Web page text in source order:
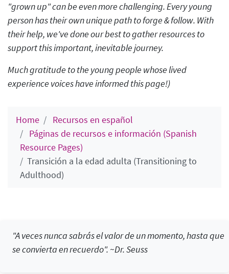
"grown up" can be even more challenging. Every young
person has their own unique path to forge & follow. With
their help, we've done our best to gather resources to
support this important, inevitable journey.
Much gratitude to the young people whose lived
experience voices have informed this page!)
Home
Recursos en español
Páginas de recursos e información (Spanish
Resource Pages)
Transición a la edad adulta (Transitioning to
Adulthood)
"A veces nunca sabrás el valor de un momento, hasta que
se convierta en recuerdo". ~Dr. Seuss